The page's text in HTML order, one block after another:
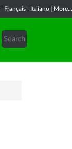
Français Italiano More...